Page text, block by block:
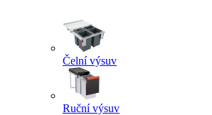
Čelní výsuv
Ruční výsuv